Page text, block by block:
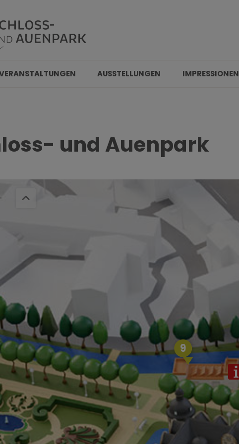
AUSSTELLUNGEN IMPRESSIONEN
und Auenpark
9